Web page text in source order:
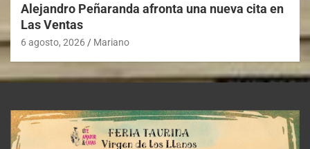
Alejandro Peñaranda afronta una nueva cita en
Las Ventas
6 agosto, 2026 Mariano